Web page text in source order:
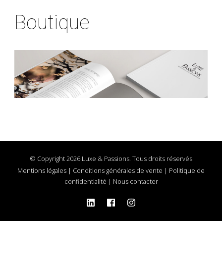
Boutique
© Copyright 2026 Luxe & Passions. Tous droits réservés
Mentions légales | Conditions générales de vente | Politique de
confidentialité | Nous contacter